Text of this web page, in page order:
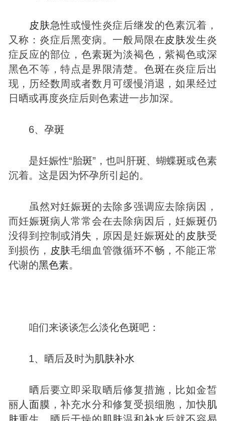
皮肤急性或慢性炎症后继发的色素沉着，
又称：炎症后黑变病。一般局限在皮肤发生炎
症反应的部位，色素斑为淡褐色，紫褐色或深
黑色不等，特点是界限清楚。色斑在炎症后出
现，历经数周或者数月可缓慢消退，如果经过
日晒或再度炎症后则色素进一步加深。
6、孕斑
是妊娠性“胎斑”，也叫肝斑、蝴蝶斑或色素
沉着。这是因为怀孕所引起的。
虽然对妊娠斑的去除多强调应去除病因，
而妊娠斑病人常常会在去除病因后，妊娠斑仍
没得到控制或消失 ，原因是妊娠斑处的 皮肤受
到损伤， 皮肤毛细血管微循环不畅，不能正常
代谢的黑色素。
咱们来谈谈怎么淡化色斑吧：
1、晒后及时为肌肤补水
晒后要立即采取晒后修复措施，比如金皙
丽人面膜 ，补充水分和修复受损细胞，加快肌